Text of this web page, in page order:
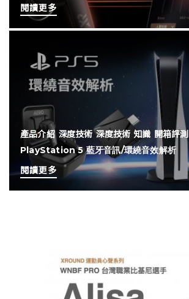
閱讀更多
產品介紹 深度技術 深度技術 知識 開箱評測
PlayStation 5 藍牙音訊/環繞音效解析
閱讀更多